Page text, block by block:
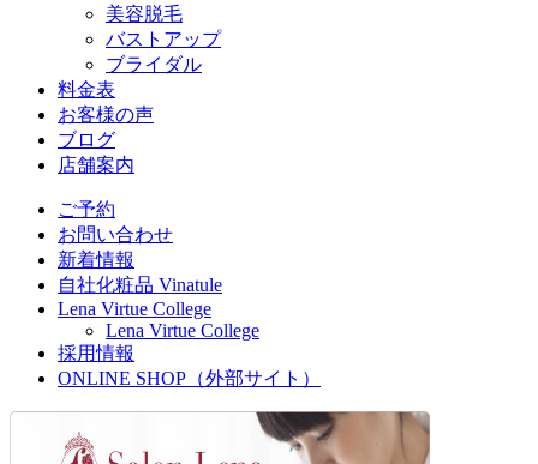
美容脱毛
バストアップ
ブライダル
料金表
お客様の声
ブログ
店舗案内
ご予約
お問い合わせ
新着情報
自社化粧品 Vinatule
Lena Virtue College
Lena Virtue College
採用情報
ONLINE SHOP（外部サイト）